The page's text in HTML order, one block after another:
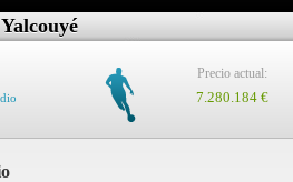
Yalcouyé
Precio actual:
7.280.184 €